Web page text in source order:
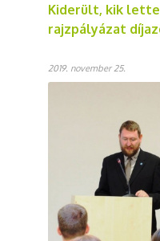
Kiderült, kik
rajzpályázat
2019. november 25.